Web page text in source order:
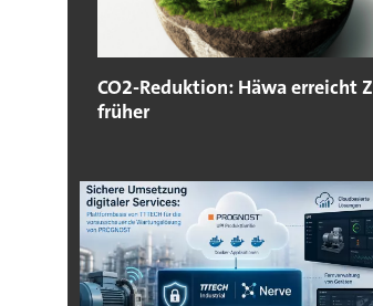
CO2-Reduktion: Häwa erreicht
früher